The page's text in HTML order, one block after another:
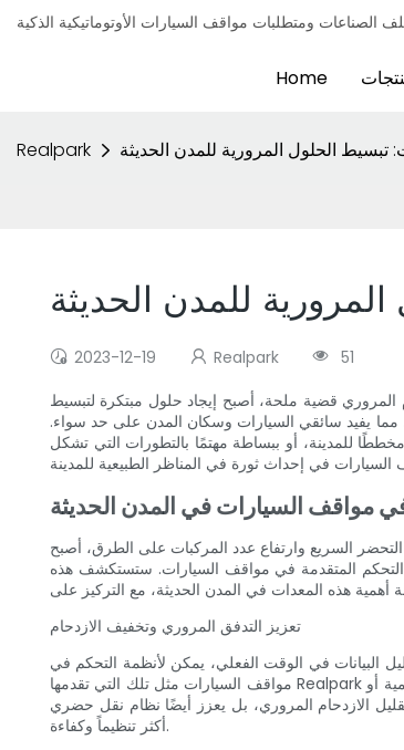
Home
Realpark الحلول المرورية للمدن الحديثة
للمدن الحديثة
2023-12-19 Realpark
51
المروري قضية ملحة، أصبح إيجاد حلول مبتكرة لتبسيط
مما يفيد سائقي السيارات وسكان المدن على حد سواء.
للمدينة، أو ببساطة مهتمًا بالتطورات التي تشكل
مواقف السيارات في المدن الحديثة
السريع وارتفاع عدد المركبات على الطرق، أصبح
التحكم المتقدمة في مواقف السيارات. ستستكشف هذه
تعزيز التدفق المروري وتخفيف الازدحام
البيانات في الوقت الفعلي، يمكن لأنظمة التحكم في
مواقف السيارات مثل تلك التي تقدمها Realpark توجيه السائقين بكفاءة نحو أماكن وقوف السيارات المتاحة. توفر هذه الأنظمة تحديثات في الوقت الفعلي حول توفر مواقف السيارات من خلال شاشات العرض الرقمية أو
الازدحام المروري، بل يعزز أيضًا نظام نقل حضري
أكثر تنظيماً وكفاءة.